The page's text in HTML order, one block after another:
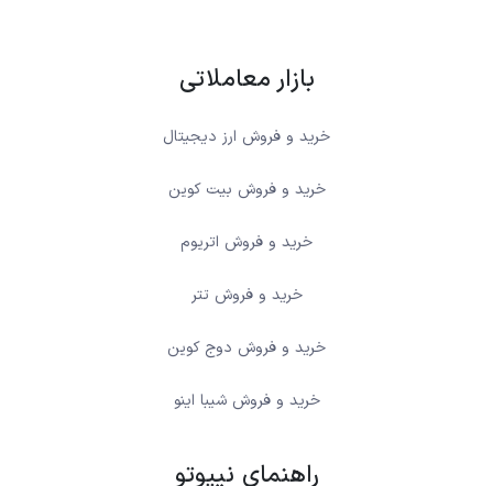
بازار معاملاتی
خرید و فروش ارز دیجیتال
خرید و فروش بیت کوین
خرید و فروش اتریوم
خرید و فروش تتر
خرید و فروش دوج کوین
خرید و فروش شیبا اینو
راهنمای نیپوتو